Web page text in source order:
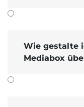
Wie gestalte
Mediabox